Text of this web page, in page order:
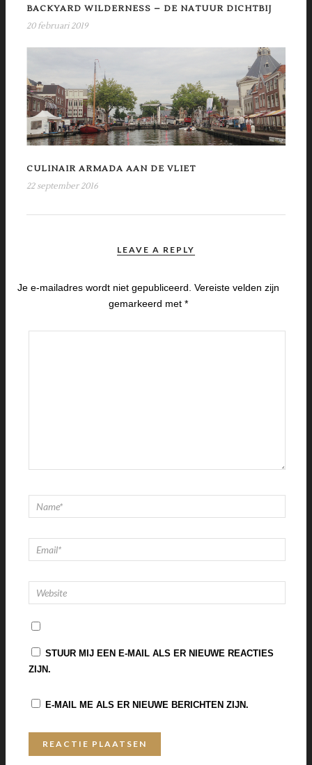
BACKYARD WILDERNESS – DE NATUUR DICHTBIJ
20 februari 2019
CULINAIR ARMADA AAN DE VLIET
22 september 2016
LEAVE A REPLY
Je e-mailadres wordt niet gepubliceerd. Vereiste velden zijn
gemarkeerd met*
STUUR MIJ EEN E-MAIL ALS ER NIEUWE REACTIES
ZIJN.
E-MAIL ME ALS ER NIEUWE BERICHTEN ZIJN.